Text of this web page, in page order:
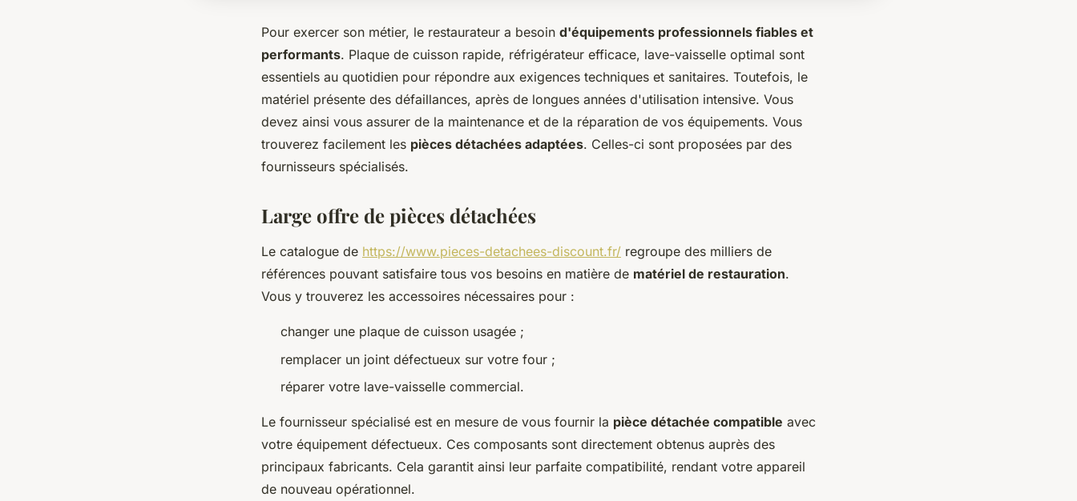
Pour exercer son métier, le restaurateur a besoin d'équipements professionnels fiables et
performants. Plaque de cuisson rapide, réfrigérateur efficace, lave-vaisselle optimal sont
essentiels au quotidien pour répondre aux exigences techniques et sanitaires. Toutefois, le
matériel présente des défaillances, après de longues années d'utilisation intensive. Vous
devez ainsi vous assurer de la maintenance et de la réparation de vos équipements. Vous
trouverez facilement les pièces détachées adaptées. Celles-ci sont proposées par des
fournisseurs spécialisés.
Large offre de pièces détachées
Le catalogue de https://www.pieces-detachees-discount.fr/ regroupe des milliers de
références pouvant satisfaire tous vos besoins en matière de matériel de restauration.
Vous y trouverez les accessoires nécessaires pour :
changer une plaque de cuisson usagée ;
remplacer un joint défectueux sur votre four ;
réparer votre lave-vaisselle commercial.
Le fournisseur spécialisé est en mesure de vous fournir la pièce détachée compatible avec
votre équipement défectueux. Ces composants sont directement obtenus auprès des
principaux fabricants. Cela garantit ainsi leur parfaite compatibilité, rendant votre appareil
de nouveau opérationnel.